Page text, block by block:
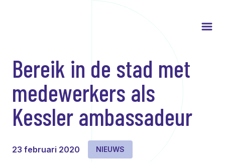
Bereik in de stad met
medewerkers als
Kessler ambassadeur
23 februari 2020 NIEUWS